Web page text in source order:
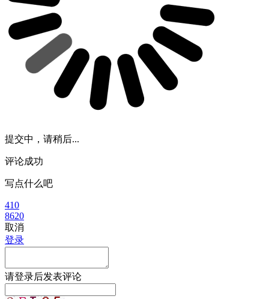
提交中，请稍后...
评论成功
写点什么吧
410
8620
取消
登录
请登录后发表评论